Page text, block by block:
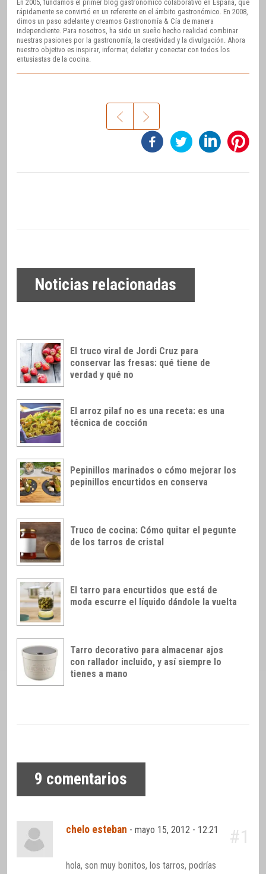
En 2005, fundamos el primer blog gastronómico colaborativo en España, que
rápidamente se convirtió en un referente en el ámbito gastronómico. En 2008,
dimos un paso adelante y creamos Gastronomía & Cía de manera
independiente. Para nosotros, ha sido un sueño hecho realidad combinar
nuestras pasiones por la gastronomía, la creatividad y la divulgación. Ahora
nuestro objetivo es inspirar, informar, deleitar y conectar con todos los
entusiastas de la cocina.
Noticias relacionadas
El truco viral de Jordi Cruz para
conservar las fresas: qué tiene de
verdad y qué no
El arroz pilaf no es una receta: es una
técnica de cocción
Pepinillos marinados o cómo mejorar los
pepinillos encurtidos en conserva
Truco de cocina: Cómo quitar el pegunte
de los tarros de cristal
El tarro para encurtidos que está de
moda escurre el líquido dándole la vuelta
Tarro decorativo para almacenar ajos
con rallador incluido, y así siempre lo
tienes a mano
9 comentarios
chelo esteban -mayo 15, 2012 - 12:21 #1
hola, son muy bonitos, los tarros, podrías